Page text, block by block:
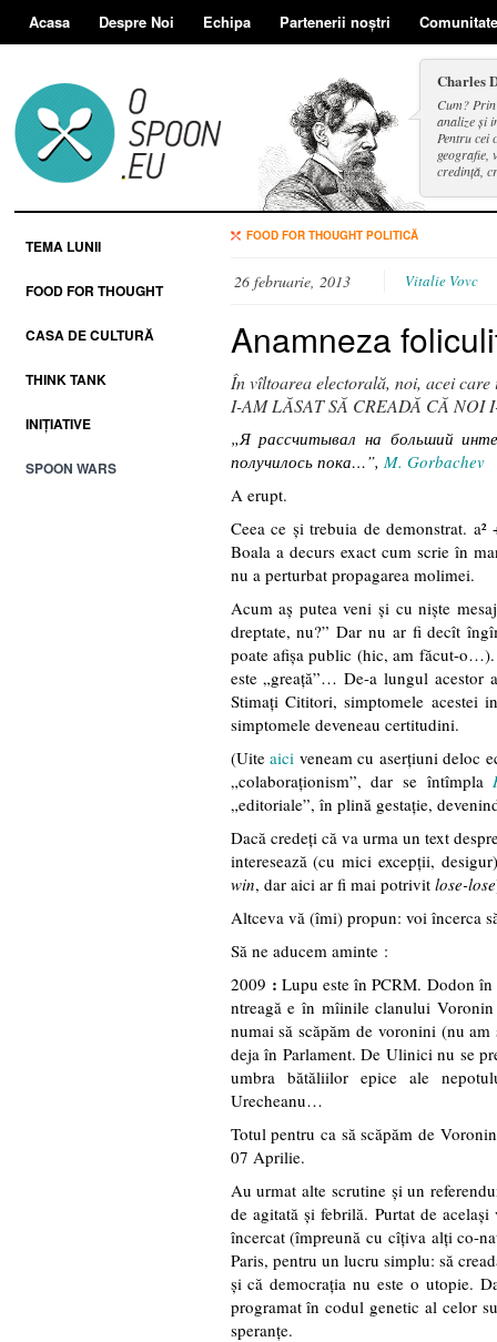
Acasa Despre Noi Echipa Partenerii noștri
Charles
Cum?
analize și
Pentru cei
geografie,
credință,
TEMA LUNII
FOOD FOR THOUGHT
CASA DE CULTURĂ
THINK TANK
INIȚIATIVE
SPOON WARS
FOOD FOR THOUGHT POLITICĂ
26 februarie, 2013 Vitalie Vovc
Anamneza
În vîltoarea electorală, noi, acei
I-AM LĂSAT SĂ CREADĂ CĂ NOI
„Я рассчитывал на больший
получилось пока…”, M. Gorbachev
A erupt.
Ceea ce şi trebuia de demonstrat.
Boala a decurs exact cum scrie în
nu a perturbat propagarea molimei.
Acum aş putea veni şi cu nişte
dreptate, nu?” Dar nu ar fi decît
poate afişa public (hic, am făcut-
este „greaţă”… De-a lungul acestor
Stimaţi Cititori, simptomele acestei
simptomele deveneau certitudini.
(Uiteaici veneam cu aserţiuni deloc
„colaboraţionism”, dar se întîmpla
„editoriale”, în plină gestaţie,
Dacă credeţi că va urma un text
interesează (cu mici excepţii,
win, dar aici ar fi mai potrivit lose-lose
Altceva vă (îmi) propun: voi încerca
Să ne aducem aminte :
2009 : Lupu este în PCRM. Dodon
ntreagă e în mîinile clanului
numai să scăpăm de voronini (nu
deja în Parlament. De Ulinici nu se
umbra bătăliilor epice ale
Urecheanu…
Totul pentru ca să scăpăm de
07 Aprilie.
Au urmat alte scrutine şi un
de agitată şi febrilă. Purtat de
încercat (împreună cu cîţiva alţi co-
Paris, pentru un lucru simplu: să
şi că democraţia nu este o utopie.
programat în codul genetic al celor
speranţe.